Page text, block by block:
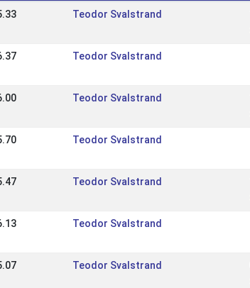
Teodor Svalstrand
Teodor Svalstrand
Teodor Svalstrand
Teodor Svalstrand
Teodor Svalstrand
Teodor Svalstrand
Teodor Svalstrand